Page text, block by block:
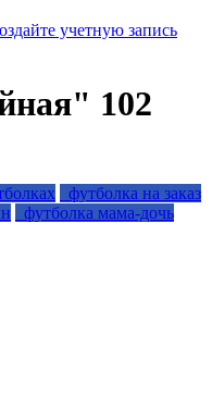
учетную запись
102
футболка на заказ
футболка мама-дочь